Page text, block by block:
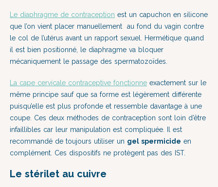
Le diaphragme de contraception est un capuchon en silicone
que l’on vient placer manuellement au fond du vagin contre
le col de l’utérus avant un rapport sexuel. Hermétique quand
il est bien positionné, le diaphragme va bloquer
mécaniquement le passage des spermatozoïdes.
La cape cervicale contraceptive fonctionne exactement sur le
même principe sauf que sa forme est légèrement différente
puisqu’elle est plus profonde et ressemble davantage à une
coupe. Ces deux méthodes de contraception sont loin d’être
infaillibles car leur manipulation est compliquée. Il est
recommandé de toujours utiliser un gel spermicide en
complément. Ces dispositifs ne protègent pas des IST.
Le stérilet au cuivre